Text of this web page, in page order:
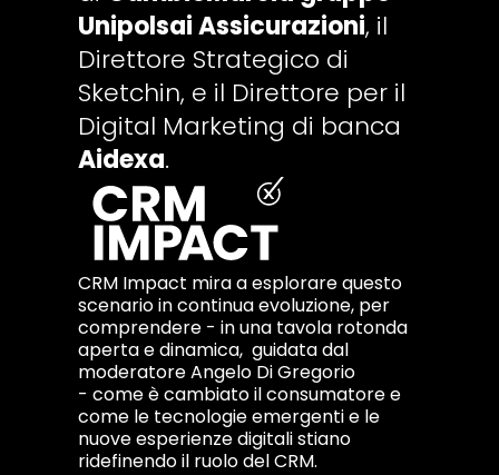
Unipolsai Assicurazioni, il
Direttore Strategico di
Sketchin, e il Direttore per il
Digital Marketing di banca
Aidexa.
CRM Impact mira a esplorare questo
scenario in continua evoluzione, per
comprendere - in una tavola rotonda
aperta e dinamica, guidata dal
moderatore Angelo Di Gregorio
- come è cambiato il consumatore e
come le tecnologie emergenti e le
nuove esperienze digitali stiano
ridefinendo il ruolo del CRM.